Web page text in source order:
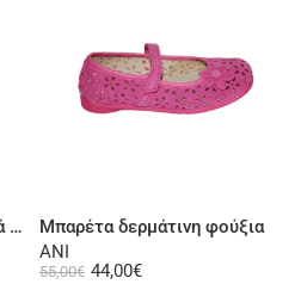
Μπαρέτα δερμάτινη σαμουά μπορντό Μπαρέτα δερμάτινη φούξια
ANI
55,00€ 44,00€